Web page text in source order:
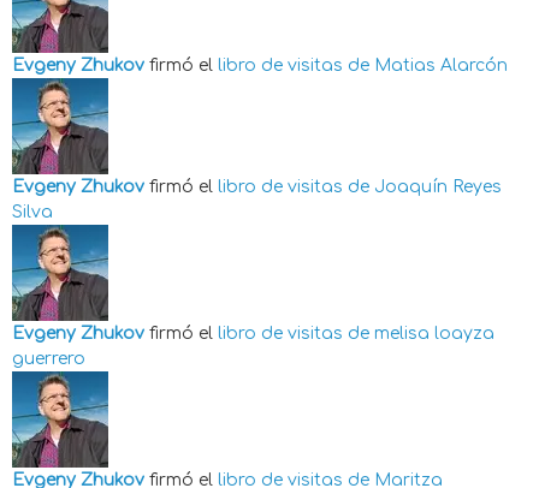
Evgeny Zhukov firmó el libro de visitas de Matias Alarcón
Evgeny Zhukov firmó el libro de visitas de Joaquín Reyes
Silva
Evgeny Zhukov firmó el libro de visitas de melisa loayza
guerrero
Evgeny Zhukov firmó el libro de visitas de Maritza